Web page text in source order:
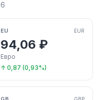
EU EUR
94,06 ₽
Евро
↑ 0,87 (0,93%)
GBP